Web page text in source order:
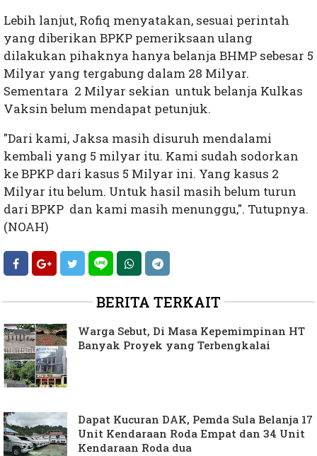
Lebih lanjut, Rofiq menyatakan, sesuai perintah
yang diberikan BPKP pemeriksaan ulang
dilakukan pihaknya hanya belanja BHMP sebesar 5
Milyar yang tergabung dalam 28 Milyar.
Sementara 2 Milyar sekian untuk belanja Kulkas
Vaksin belum mendapat petunjuk.
"Dari kami, Jaksa masih disuruh mendalami
kembali yang 5 milyar itu. Kami sudah sodorkan
ke BPKP dari kasus 5 Milyar ini. Yang kasus 2
Milyar itu belum. Untuk hasil masih belum turun
dari BPKP dan kami masih menunggu,". Tutupnya.
(NOAH)
BERITA TERKAIT
Warga Sebut, Di Masa Kepemimpinan HT
Banyak Proyek yang Terbengkalai
Dapat Kucuran DAK, Pemda Sula Belanja 17
Unit Kendaraan Roda Empat dan 34 Unit
Kendaraan Roda dua